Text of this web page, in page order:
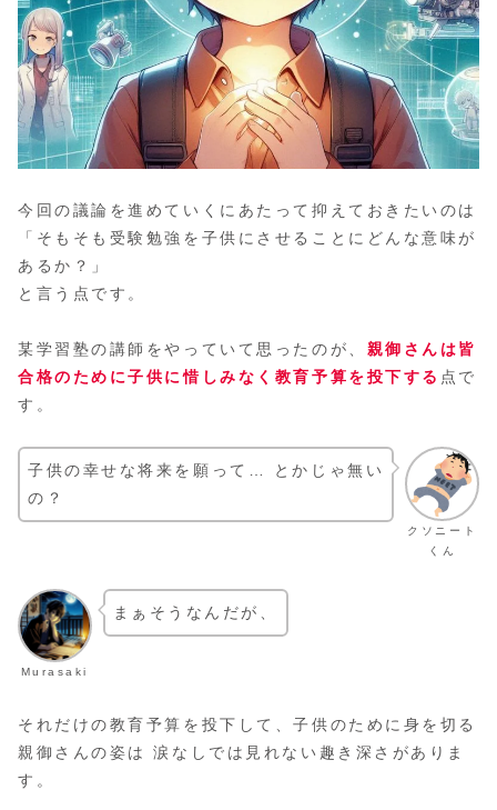
今回の議論を進めていくにあたって抑えておきたいのは
「そもそも受験勉強を子供にさせることにどんな意味が
あるか？」
と言う点です。
某学習塾の講師をやっていて思ったのが、 親御さんは皆
合格のために子供に惜しみなく教育予算を投下する 点で
す。
クソニート
くん
子供の幸せな将来を願って… とかじゃ無い
の？
Murasaki
まぁそうなんだが、
それだけの教育予算を投下して、子供のために身を切る
親御さんの姿は 涙なしでは見れない趣き深さがありま
す。